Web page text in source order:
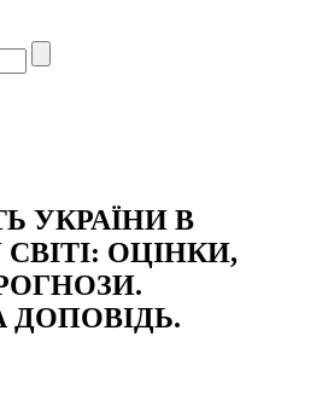
УКРАЇНИ В
ОЦІНКИ,
ДОПОВІДЬ.